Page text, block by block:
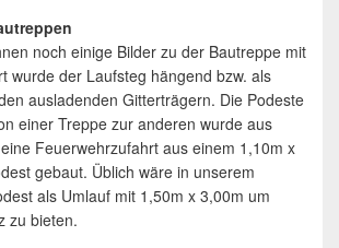
noch einige Bilder zu der Bautreppe mit
wurde der Laufsteg hängend bzw. als
ausladenden Gitterträgern. Die Podeste
einer Treppe zur anderen wurde aus
Feuerwehrzufahrt aus einem 1,10m x
gebaut. Üblich wäre in unserem
als Umlauf mit 1,50m x 3,00m um
zu bieten.